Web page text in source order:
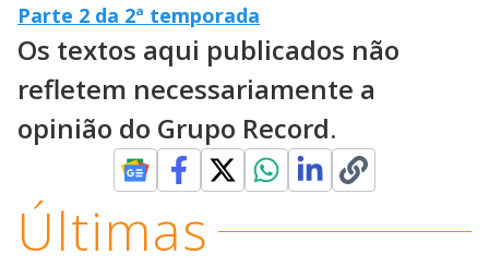
Parte 2 da 2ª temporada
Os textos aqui publicados não
refletem necessariamente a
opinião do Grupo Record.
Últimas